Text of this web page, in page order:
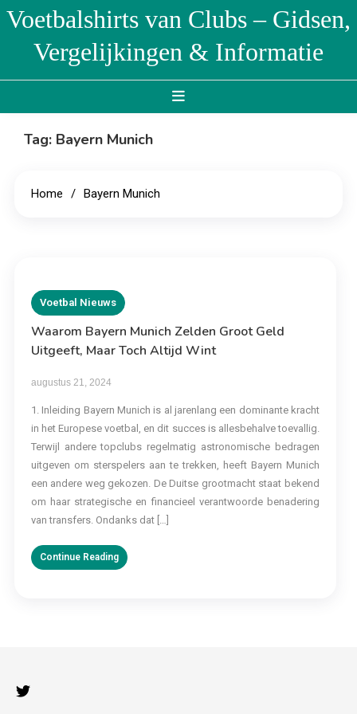
Skip
content
Voetbalshirts van Clubs – Gidsen,
Vergelijkingen & Informatie
Tag: Bayern Munich
Home Bayern Munich
Voetbal Nieuws
Waarom Bayern Munich Zelden Groot Geld
Uitgeeft, Maar Toch Altijd Wint
augustus 21, 2024
1. Inleiding Bayern Munich is al jarenlang een dominante kracht
in het Europese voetbal, en dit succes is allesbehalve toevallig.
Terwijl andere topclubs regelmatig astronomische bedragen
uitgeven om sterspelers aan te trekken, heeft Bayern Munich
een andere weg gekozen. De Duitse grootmacht staat bekend
om haar strategische en financieel verantwoorde benadering
van transfers. Ondanks dat […]
Continue Reading